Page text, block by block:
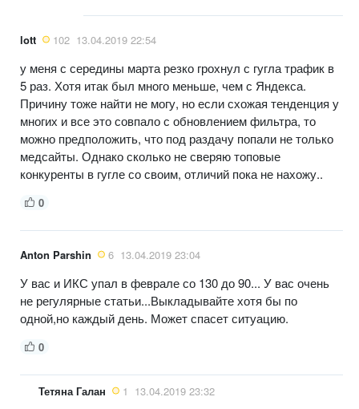
lott 102 13.04.2019 22:54
у меня с середины марта резко грохнул с гугла трафик в
5 раз. Хотя итак был много меньше, чем с Яндекса.
Причину тоже найти не могу, но если схожая тенденция у
многих и все это совпало с обновлением фильтра, то
можно предположить, что под раздачу попали не только
медсайты. Однако сколько не сверяю топовые
конкуренты в гугле со своим, отличий пока не нахожу..
0
Anton Parshin 6 13.04.2019 23:04
У вас и ИКС упал в феврале со 130 до 90... У вас очень
не регулярные статьи...Выкладывайте хотя бы по
одной,но каждый день. Может спасет ситуацию.
0
Тетяна Галан 1 13.04.2019 23:32